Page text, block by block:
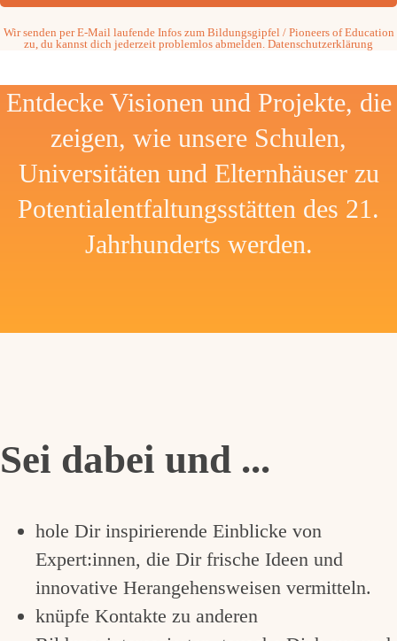
Wir senden per E-Mail laufende Infos zum Bildungsgipfel / Pioneers of Education
zu, du kannst dich jederzeit problemlos abmelden. Datenschutzerklärung
Entdecke Visionen und Projekte, die
zeigen, wie unsere Schulen,
Universitäten und Elternhäuser zu
Potentialentfaltungsstätten des 21.
Jahrhunderts werden.
Sei dabei und ...
hole Dir inspirierende Einblicke von
Expert:innen, die Dir frische Ideen und
innovative Herangehensweisen vermitteln.
knüpfe Kontakte zu anderen